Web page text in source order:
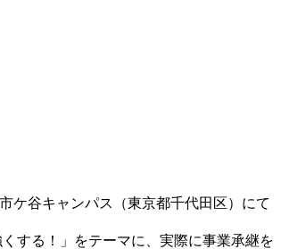
ケ谷キャンパス（東京都千代田区）にて
する！」をテーマに、実際に事業承継を